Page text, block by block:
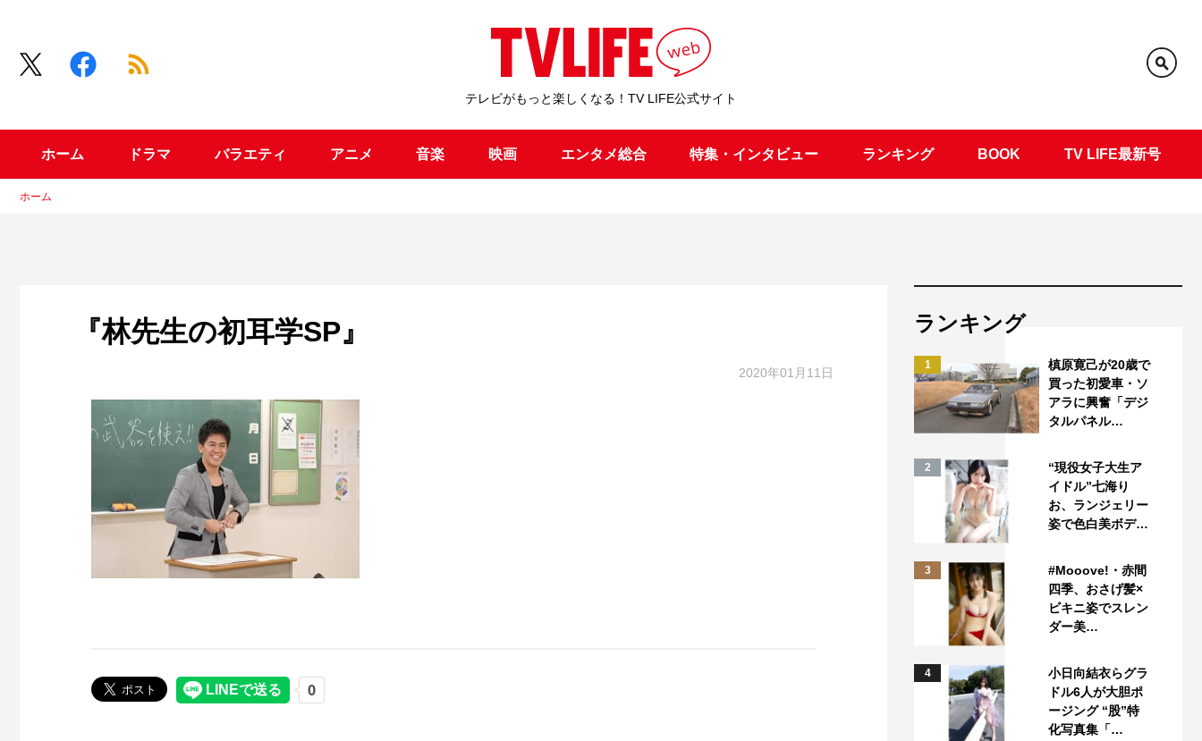
テレビがもっと楽しくなる！TV LIFE公式サイト
ホーム ドラマ バラエティ アニメ 音楽 映画 エンタメ総合 特集・インタビュー ランキング BOOK TV LIFE最新号
ホーム
『林先生の初耳学SP』
2020年01月11日
ランキング
1
槙原寛己が20歳で
買った初愛車・ソ
アラに興奮「デジ
タルパネル…
2
“現役女子大生ア
イドル”七海り
お、ランジェリー
姿で色白美ボデ…
3
#Mooove!・赤間
四季、おさげ髪×
ビキニ姿でスレン
ダー美…
4
小日向結衣らグラ
ドル6人が大胆ポ
ージング “股”特
化写真集「…